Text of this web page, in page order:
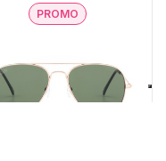
PROMO